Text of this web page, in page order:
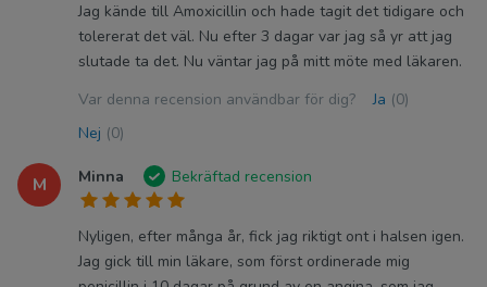
Jag kände till Amoxicillin och hade tagit det tidigare och
tolererat det väl. Nu efter 3 dagar var jag så yr att jag
slutade ta det. Nu väntar jag på mitt möte med läkaren.
Var denna recension användbar för dig?
Ja (0)
Nej (0)
M Minna Bekräftad recension
Nyligen, efter många år, fick jag riktigt ont i halsen igen.
Jag gick till min läkare, som först ordinerade mig